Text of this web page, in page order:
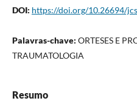
DOI: https://doi.org/10.26694/
Palavras-chave: ORTESES E
TRAUMATOLOGIA
Resumo